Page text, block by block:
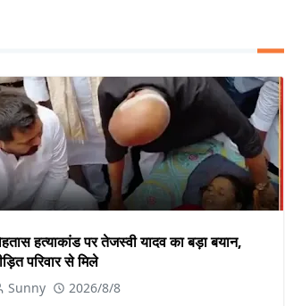
हत्याकांड पर तेजस्वी यादव का बड़ा बयान,
परिवार से मिले
Sunny 2026/8/8